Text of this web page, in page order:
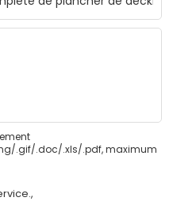
.gif/.doc/.xls/.pdf, maximum